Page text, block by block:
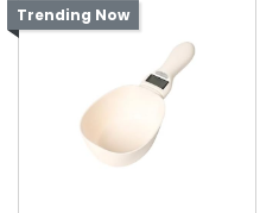
Trending Now